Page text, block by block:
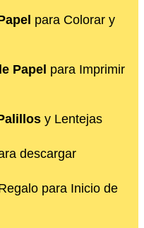
para Colorar y
Papel para Imprimir
y Lentejas
descargar
para Inicio de